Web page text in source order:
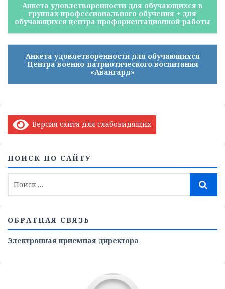
Анкета удовлетворенности для обучающихся в
группах профессионального обучения + для
обучающихся центра профориентационной работы
Анкета удовлетворенности для обучающихся
Центра военно-патриотического воспитания
«Авангард»
Версия сайта для слабовидящих
ПОИСК ПО САЙТУ
ОБРАТНАЯ СВЯЗЬ
Электронная приемная директора